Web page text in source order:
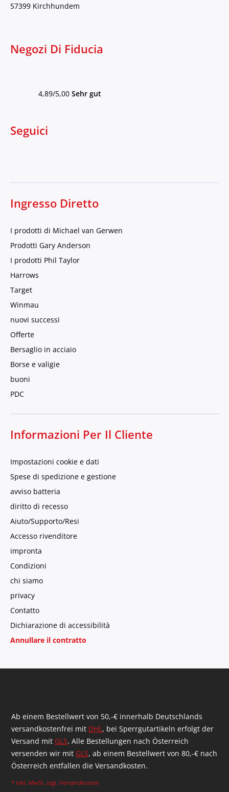
57399 Kirchhundem
Negozi Di Fiducia
4,89/5,00 Sehr gut
Seguici
Ingresso Diretto
I prodotti di Michael van Gerwen
Prodotti Gary Anderson
I prodotti Phil Taylor
Harrows
Target
Winmau
nuovi successi
Offerte
Bersaglio in acciaio
Borse e valigie
buoni
PDC
Informazioni Per Il Cliente
Impostazioni cookie e dati
Spese di spedizione e gestione
avviso batteria
diritto di recesso
Aiuto/Supporto/Resi
Accesso rivenditore
impronta
Condizioni
chi siamo
privacy
Contatto
Dichiarazione di accessibilità
Annullare il contratto
Ab einem Bestellwert von 50,-€ innerhalb Deutschlands
versandkostenfrei mit DHL, bei Sperrgutartikeln erfolgt der
Versand mit GLS. Alle Bestellungen nach Österreich
versenden wir mit GLS, ab einem Bestellwert von 80,-€ nach
Österreich entfallen die Versandkosten.
* inkl. MwSt. zzgl. Versandkosten